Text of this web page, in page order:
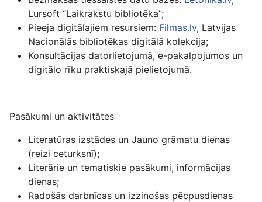
Lursoft “Laikrakstu bibliotēka”;
Pieeja digitālajiem resursiem: Filmas.lv, Latvijas
Nacionālās bibliotēkas digitālā kolekcija;
Konsultācijas datorlietojumā, e-pakalpojumos un
digitālo rīku praktiskajā pielietojumā.
Pasākumi un aktivitātes
Literatūras izstādes un Jauno grāmatu dienas
(reizi ceturksnī);
Literārie un tematiskie pasākumi, informācijas
dienas;
Radošās darbnīcas un izzinošas pēcpusdienas